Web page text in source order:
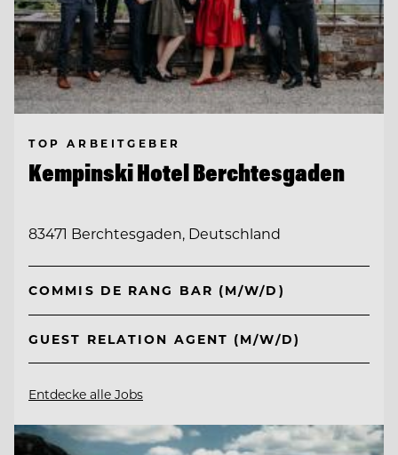
TOP ARBEITGEBER
Kempinski Hotel Berchtesgaden
83471 Berchtesgaden, Deutschland
COMMIS DE RANG BAR (M/W/D)
GUEST RELATION AGENT (M/W/D)
Entdecke alle Jobs